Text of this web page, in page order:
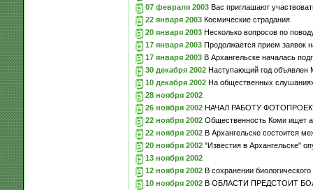
07 февраля 2003Вас приглашают
22 января 2003Космические страдания
20 января 2003Несколько вопросов по
17 января 2003Продолжается прием заявок
17 января 2003В Архангельске началась
30 декабря 2002Наступающий год объявлен
10 декабря 2002На общественных
28 ноября 2002
26 ноября 2002НАЧАЛ РАБОТУ
22 ноября 2002Общественность Коми ищет
22 ноября 2002В Архангельске состоится
20 ноября 2002"Известия в Архангельске"
13 ноября 2002
12 ноября 2002В сохранении
10 ноября 2002В ОБЛАСТИ ПРЕДСТОИТ